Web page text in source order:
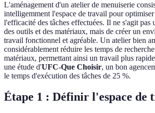
L'aménagement d'un atelier de menuiserie
intelligemment l'espace de travail pour
l'efficacité des tâches effectuées. Il ne s'agit pas
des outils et des matériaux, mais de créer un
travail fonctionnel et agréable. Un atelier bien
considérablement réduire les temps de
matériaux, permettant ainsi un travail plus
une étude d'UFC-Que Choisir, un bon
le temps d'exécution des tâches de 25 %.
Étape 1 : Définir l'espace de